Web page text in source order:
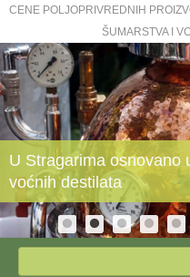
CENE POLJOPRIVREDNIH
ŠUMARSTVA I
U Stragarima osnovano
voćnih destilata